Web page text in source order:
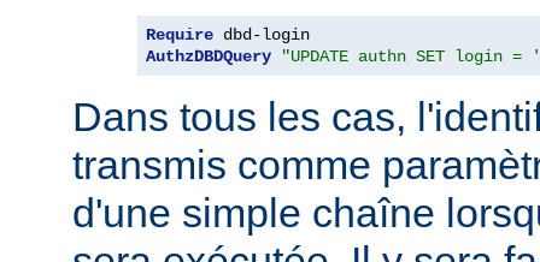
Require
AuthzDBDQuery
"UPDATE authn SET login =
Dans tous les cas,
transmis comme
d'une simple chaîne